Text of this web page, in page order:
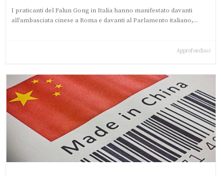
I praticanti del Falun Gong in Italia hanno manifestato davanti
all’ambasciata cinese a Roma e davanti al Parlamento italiano,...
Approfondisci